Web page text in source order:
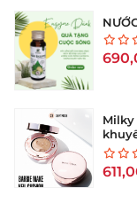
Milky
No 21